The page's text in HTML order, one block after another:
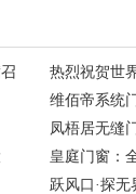
热烈祝贺世
门窗
维佰帝系统
和”
凤梧居无缝
皇庭门窗：
跃风口·探无